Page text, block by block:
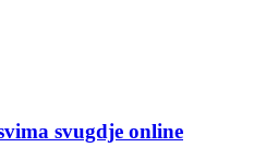
svugdje online